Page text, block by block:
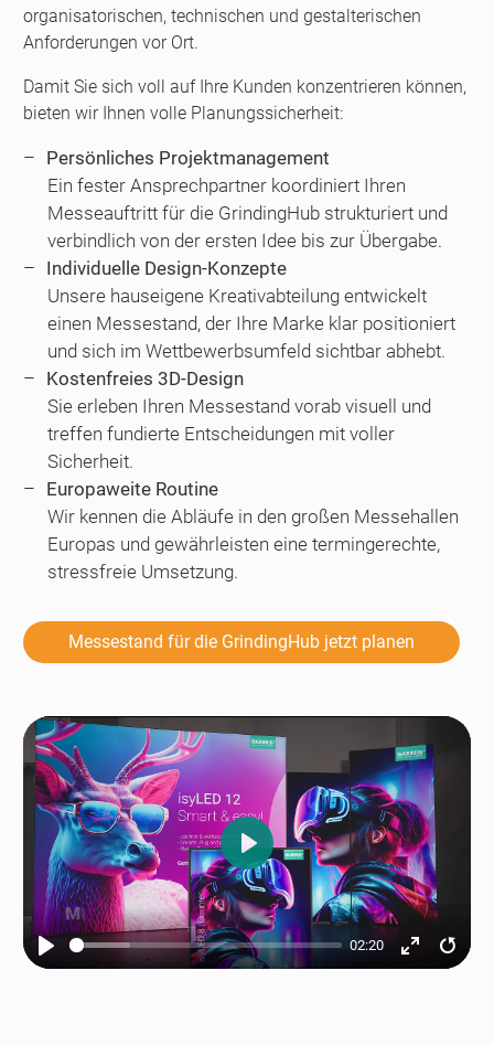
organisatorischen, technischen und gestalterischen
Anforderungen vor Ort.
Damit Sie sich voll auf Ihre Kunden konzentrieren können,
bieten wir Ihnen volle Planungssicherheit:
Persönliches Projektmanagement
Ein fester Ansprechpartner koordiniert Ihren
Messeauftritt für die GrindingHub strukturiert und
verbindlich von der ersten Idee bis zur Übergabe.
Individuelle Design-Konzepte
Unsere hauseigene Kreativabteilung entwickelt
einen Messestand, der Ihre Marke klar positioniert
und sich im Wettbewerbsumfeld sichtbar abhebt.
Kostenfreies 3D-Design
Sie erleben Ihren Messestand vorab visuell und
treffen fundierte Entscheidungen mit voller
Sicherheit.
Europaweite Routine
Wir kennen die Abläufe in den großen Messehallen
Europas und gewährleisten eine termingerechte,
stressfreie Umsetzung.
Messestand für die GrindingHub jetzt planen
Play
02:20
Enter
Play